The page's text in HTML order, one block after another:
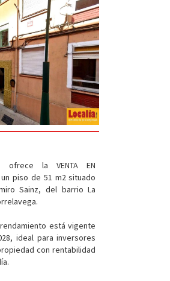
ofrece la VENTA EN
un piso de 51 m2 situado
Sainz, del barrio La
está vigente
ideal para inversores
con rentabilidad